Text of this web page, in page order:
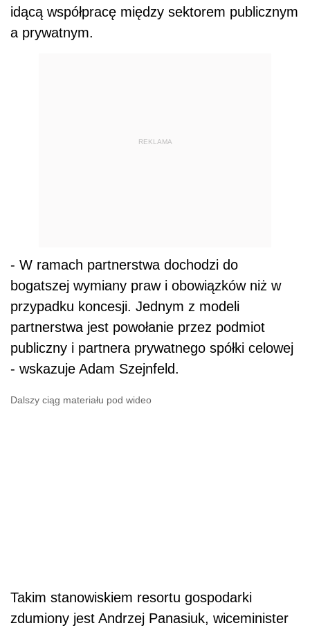
idącą współpracę między sektorem publicznym
a prywatnym.
REKLAMA
- W ramach partnerstwa dochodzi do
bogatszej wymiany praw i obowiązków niż w
przypadku koncesji. Jednym z modeli
partnerstwa jest powołanie przez podmiot
publiczny i partnera prywatnego spółki celowej
- wskazuje Adam Szejnfeld.
Dalszy ciąg materiału pod wideo
Takim stanowiskiem resortu gospodarki
zdumiony jest Andrzej Panasiuk, wiceminister